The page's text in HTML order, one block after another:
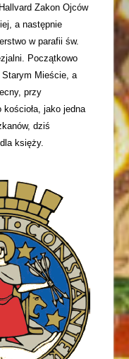
Zakon Ojców
a następnie
w parafii św.
Początkowo
Starym Mieście, a
przy
kościoła, jako jedna
dziś
księży.